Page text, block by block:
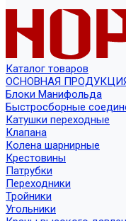
Каталог товаров
ОСНОВНАЯ
Блоки Манифольда
Быстросборные
Катушки переходные
Клапана
Колена шарнирные
Крестовины
Патрубки
Переходники
Тройники
Угольники